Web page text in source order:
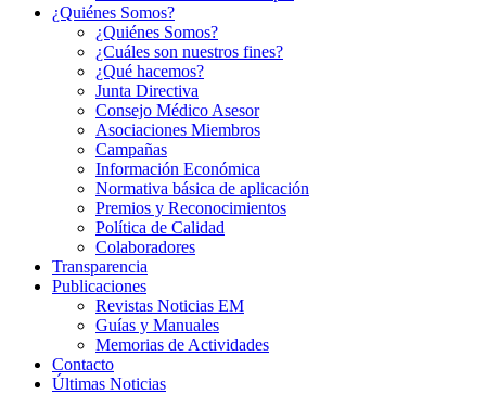
¿Quiénes Somos?
¿Quiénes Somos?
¿Cuáles son nuestros fines?
¿Qué hacemos?
Junta Directiva
Consejo Médico Asesor
Asociaciones Miembros
Campañas
Información Económica
Normativa básica de aplicación
Premios y Reconocimientos
Política de Calidad
Colaboradores
Transparencia
Publicaciones
Revistas Noticias EM
Guías y Manuales
Memorias de Actividades
Contacto
Últimas Noticias